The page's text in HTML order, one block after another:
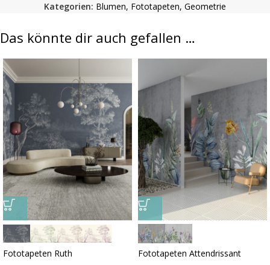
Kategorien: Blumen, Fototapeten, Geometrie
Das könnte dir auch gefallen …
Fototapeten Ruth Fototapeten Attendrissant